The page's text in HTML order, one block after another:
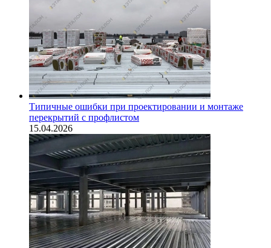
Типичные ошибки при проектировании и монтаже
перекрытий с профлистом
15.04.2026